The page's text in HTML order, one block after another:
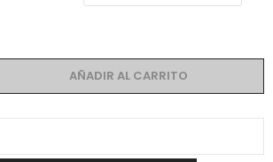
AÑADIR AL CARRITO